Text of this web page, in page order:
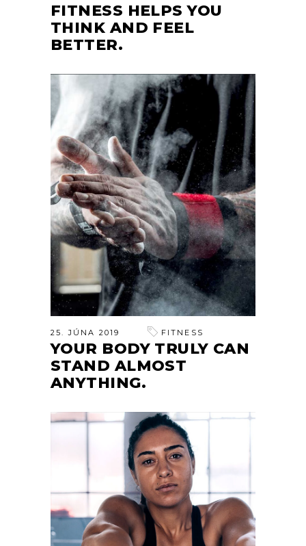
FITNESS HELPS YOU
THINK AND FEEL
BETTER.
25. JÚNA 2019 FITNESS
YOUR BODY TRULY CAN
STAND ALMOST
ANYTHING.